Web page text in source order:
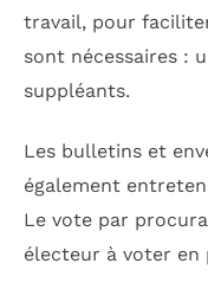
travail, pour
sont nécessaires :
suppléants.
Les bulletins et
également
Le vote par
électeur à voter en